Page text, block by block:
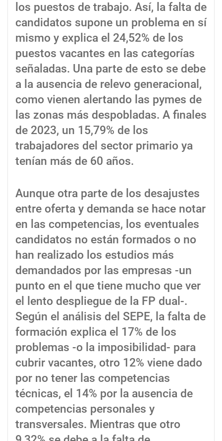
los puestos de trabajo. Así, la falta de
candidatos supone un problema en sí
mismo y explica el 24,52% de los
puestos vacantes en las categorías
señaladas. Una parte de esto se debe
a la ausencia de relevo generacional,
como vienen alertando las pymes de
las zonas más despobladas. A finales
de 2023, un 15,79% de los
trabajadores del sector primario ya
tenían más de 60 años.
Aunque otra parte de los desajustes
entre oferta y demanda se hace notar
en las competencias, los eventuales
candidatos no están formados o no
han realizado los estudios más
demandados por las empresas -un
punto en el que tiene mucho que ver
el lento despliegue de la FP dual-.
Según el análisis del SEPE, la falta de
formación explica el 17% de los
problemas -o la imposibilidad- para
cubrir vacantes, otro 12% viene dado
por no tener las competencias
técnicas, el 14% por la ausencia de
competencias personales y
transversales. Mientras que otro